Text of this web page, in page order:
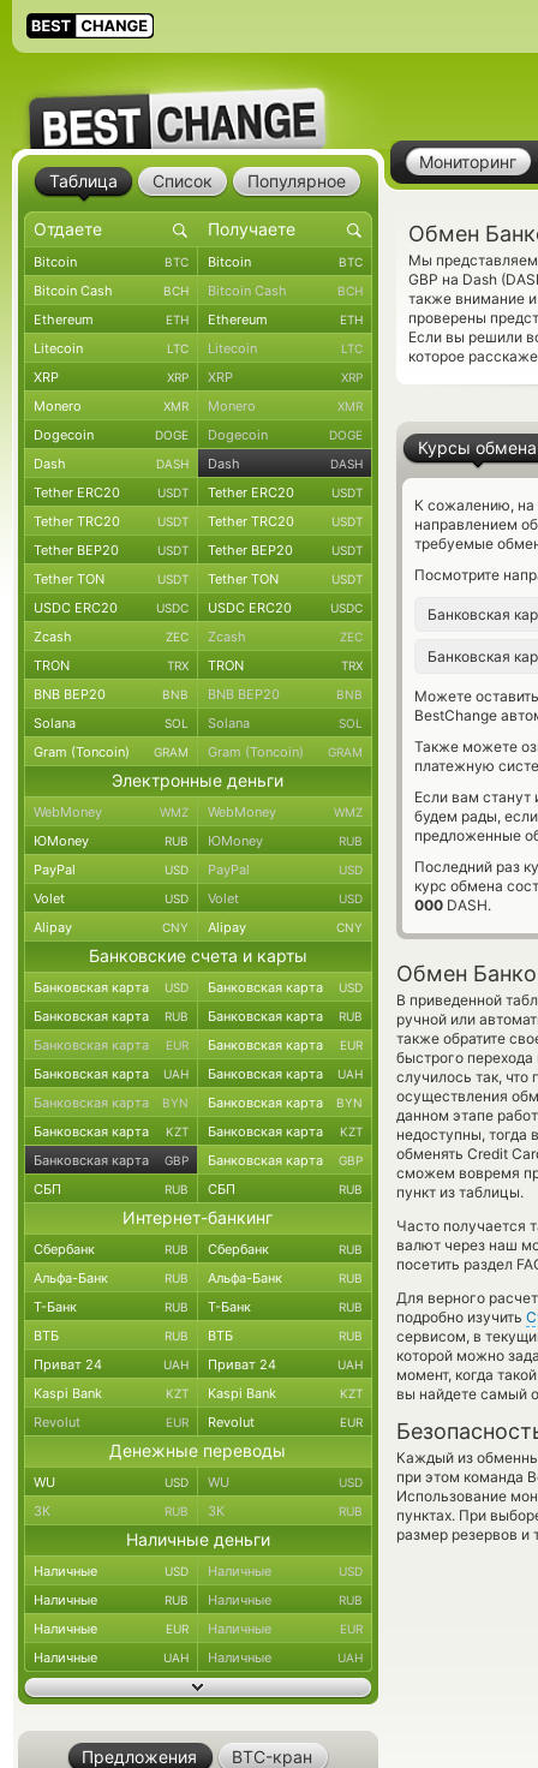
Мониторинг
Обмен
Мы представляем
GBP на Dash
также внимание
проверены
Если вы решили
которое
Курсы обмена
К сожалению, на
направлением
требуемые
Посмотрите
Банковская
Банковская
Можете
BestChange
Также можете
платежную
Если вам
будем рады,
предложенные
Последний раз
курс обмена
000 DASH.
Обмен
В приведенной
ручной или
также обратите
быстрого
случилось так,
осуществления
данном этапе
недоступны,
обменять Credit
сможем вовремя
пункт из таблицы.
Часто получается
валют через наш
посетить раздел
Для верного
подробно изучить
сервисом, в
которой можно
момент, когда
вы найдете самый
Каждый из
при этом команда
Использование
пунктах. При
размер резервов и
Таблица Список Популярное
Bitcoin BTC Bitcoin BTC
Bitcoin Cash BCH Bitcoin Cash BCH
Ethereum ETH Ethereum ETH
Litecoin LTC Litecoin LTC
XRP XRP XRP XRP
Monero XMR Monero XMR
Dogecoin DOGE Dogecoin DOGE
Dash DASH Dash DASH
Tether ERC20 USDT Tether ERC20 USDT
Tether TRC20 USDT Tether TRC20 USDT
Tether BEP20 USDT Tether BEP20 USDT
Tether TON USDT Tether TON USDT
USDC ERC20 USDC USDC ERC20 USDC
Zcash ZEC Zcash ZEC
TRON TRX TRON TRX
BNB BEP20 BNB BNB BEP20 BNB
Solana SOL Solana SOL
Gram (Toncoin) GRAM Gram (Toncoin) GRAM
Электронные деньги
WebMoney WMZ WebMoney WMZ
ЮMoney RUB ЮMoney RUB
PayPal USD PayPal USD
Volet USD Volet USD
Alipay CNY Alipay CNY
Банковские счета и карты
Банковская карта USD Банковская карта USD
Банковская карта RUB Банковская карта RUB
Банковская карта EUR Банковская карта EUR
Банковская карта UAH Банковская карта UAH
Банковская карта BYN Банковская карта BYN
Банковская карта KZT Банковская карта KZT
Банковская карта GBP Банковская карта GBP
СБП RUB СБП RUB
Интернет-банкинг
Сбербанк RUB Сбербанк RUB
Альфа-Банк RUB Альфа-Банк RUB
Т-Банк RUB Т-Банк RUB
ВТБ RUB ВТБ RUB
Приват 24 UAH Приват 24 UAH
Kaspi Bank KZT Kaspi Bank KZT
Revolut EUR Revolut EUR
Денежные переводы
WU USD WU USD
ЗК RUB ЗК RUB
Наличные деньги
Наличные USD Наличные USD
Наличные RUB Наличные RUB
Наличные EUR Наличные EUR
Наличные UAH Наличные UAH
Предложения BTC-кран